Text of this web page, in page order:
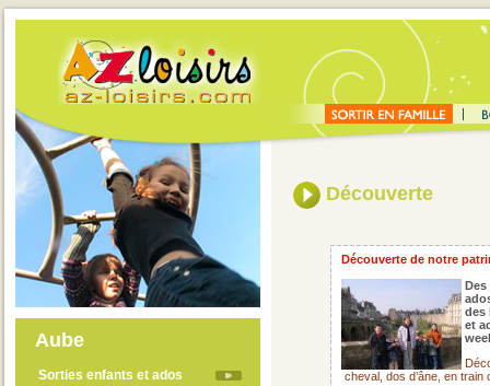
Aube
Sorties enfants et ados
Découverte
Découverte de notre
Des
des
et
cheval, dos d’âne, en